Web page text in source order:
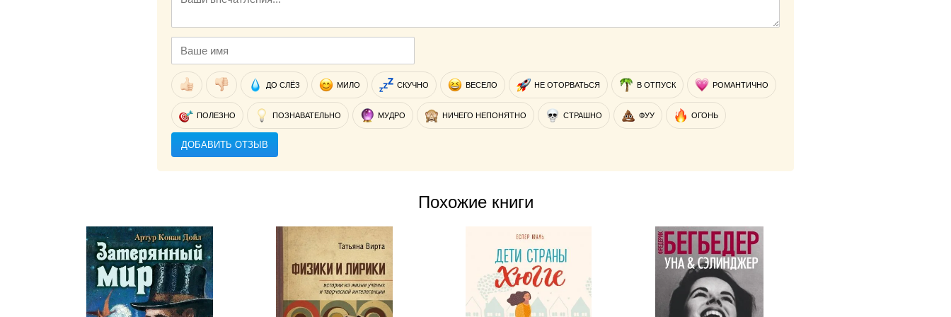
ДО СЛЁЗ МИЛО СКУЧНО ВЕСЕЛО НЕ ОТОРВАТЬСЯ В ОТПУСК РОМАНТИЧНО
ПОЛЕЗНО ПОЗНАВАТЕЛЬНО МУДРО НИЧЕГО НЕПОНЯТНО СТРАШНО ФУУ ОГОНЬ
ДОБАВИТЬ ОТЗЫВ
Похожие книги